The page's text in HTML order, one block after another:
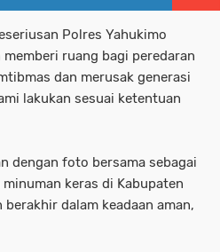
Polres Yahukimo
ruang bagi peredaran
dan merusak generasi
lakukan sesuai ketentuan
dengan foto bersama sebagai
keras di Kabupaten
dalam keadaan aman,